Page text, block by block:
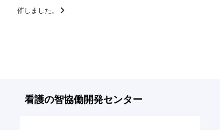
の
催しました。
看護の智協働開発センター